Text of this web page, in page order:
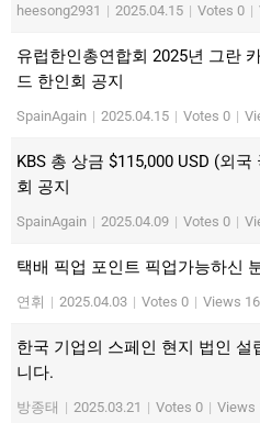
heesong2931 | 2025.04.15 | Votes 0 |
유럽한인총연합회 2025년 그란
드 한인회 공지
SpainAgain | 2025.04.15 | Votes 0 |
KBS 총 상금 $115,000 USD (외
회 공지
SpainAgain | 2025.04.09 | Votes 0 |
택배 픽업 포인트 픽업가능하신
연휘 | 2025.04.03 | Votes 0 | Views
한국 기업의 스페인 현지 법인
니다.
방종태 | 2025.03.21 | Votes 0 | Views